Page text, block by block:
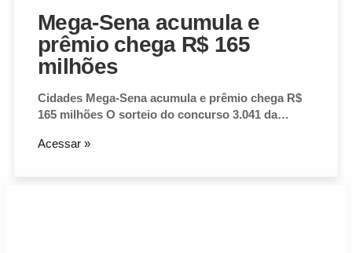
Mega-Sena acumula e
prêmio chega R$ 165
milhões
Cidades Mega-Sena acumula e prêmio chega R$
165 milhões O sorteio do concurso 3.041 da…
Acessar »